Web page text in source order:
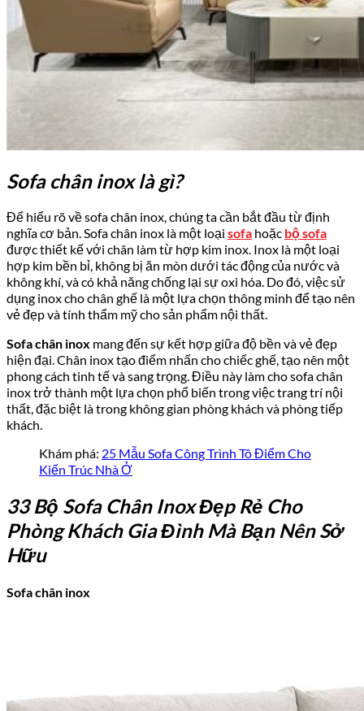
Sofa chân inox là gì?
Để hiểu rõ về sofa chân inox, chúng ta cần bắt đầu từ định
nghĩa cơ bản. Sofa chân inox là một loại sofa hoặc bộ sofa
được thiết kế với chân làm từ hợp kim inox. Inox là một loại
hợp kim bền bỉ, không bị ăn mòn dưới tác động của nước và
không khí, và có khả năng chống lại sự oxi hóa. Do đó, việc sử
dụng inox cho chân ghế là một lựa chọn thông minh để tạo nên
vẻ đẹp và tính thẩm mỹ cho sản phẩm nội thất.
Sofa chân inox mang đến sự kết hợp giữa độ bền và vẻ đẹp
hiện đại. Chân inox tạo điểm nhấn cho chiếc ghế, tạo nên một
phong cách tinh tế và sang trọng. Điều này làm cho sofa chân
inox trở thành một lựa chọn phổ biến trong việc trang trí nội
thất, đặc biệt là trong không gian phòng khách và phòng tiếp
khách.
Khám phá: 25 Mẫu Sofa Công Trình Tô Điểm Cho
Kiến Trúc Nhà Ở
33 Bộ Sofa Chân Inox Đẹp Rẻ Cho
Phòng Khách Gia Đình Mà Bạn Nên Sở
Hữu
Sofa chân inox